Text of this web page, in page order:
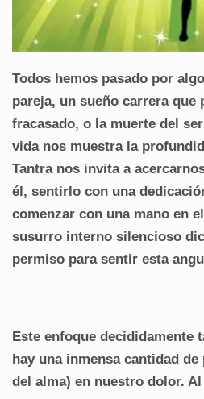
Todos hemos pasado por
pareja, un sueño carrera que
fracasado, o la muerte del
vida nos muestra la
Tantra nos invita a
él, sentirlo con una
comenzar con una mano en
susurro interno silencioso
permiso para sentir esta
Este enfoque decididamente
hay una inmensa cantidad
del alma) en nuestro dolor.